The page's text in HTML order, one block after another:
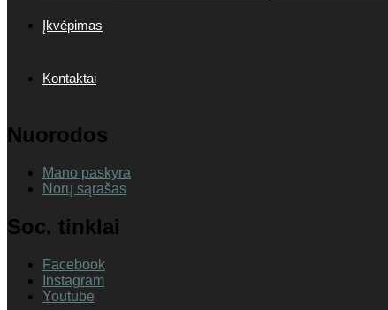
Įkvėpimas
Kontaktai
Nuorodos
Mano paskyra
Norų sąrašas
Soc. tinklai
Facebook
Instagram
Youtube